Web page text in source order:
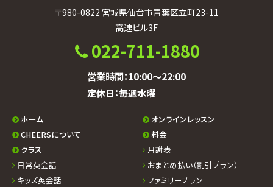
〒980-0822 宮城県仙台市青葉区立町23-11
高速ビル3F
022-711-1880
営業時間：10:00〜22:00
定休日：毎週水曜
ホーム
CHEERSについて
クラス
日常英会話
キッズ英会話
オンラインレッスン
料金
月謝表
おまとめ払い（割引プラン）
ファミリープラン